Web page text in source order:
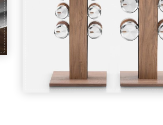
PENT COLMIA™
16.700,00€–20.900,00€ PDV